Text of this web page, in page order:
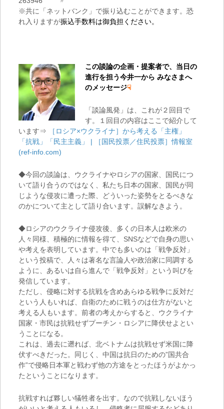
※共に「ネットバンク」で振り込むことができます。恐
れ入りますが振込手数料は御負担ください。
この談論の企画・提案者で、当日の
進行を担う今井一から みなさまへ
のメッセージ☟
「談論風発」は、これが２回目で
す。１回目の内容はここで紹介して
います⇒
［ロシア×ウクライナ］から考える「主権」
「抗戦」「民主主義」 | ［国民投票／住民投票］情報室
(ref-info.com)
◆今回の談論は、ウクライナやロシアの国家、国民につ
いて語り合うのではなく、私たち日本の国家、国民が同
じような侵攻に遭った際、どういった姿勢をとるべきな
のかについて主として語り合います。誤解なきよう。
◆ロシアのウクライナ侵攻後、多くの日本人は欧米の
人々同様、積極的に情報を得て、SNSなどで自身の思い
や考えを表明しています。中でも多いのは「戦争反対」
という投稿で、人々は著名な言論人や政治家に同調する
ように、あるいは自ら進んで「戦争反対」という叫びを
発信しています。
ただし、侵略に対する抗戦を含めあらゆる戦争に反対だ
という人もいれば、自衛のために戦うのは仕方がないと
考える人もいます。前者の考えからすると、ウクライナ
国家・市民は抗戦せずプーチン・ロシアに降伏せよとい
うことになる。
これは、過去に遡れば、北ベトナムは抗戦せず米国に降
伏すべきだった。同じく、中国は抗日のための”国共合
作”で侵略日本軍と戦わず他の方途をとったほうがよかっ
たということになります。
抗戦すれば夥しい犠牲者を出す。なので抗戦しないほう